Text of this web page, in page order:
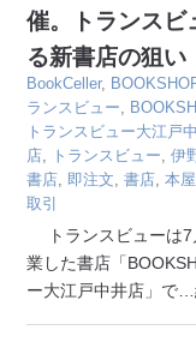
催。トランスビ
る新書店の狙い
BookCeller,
ランスビュー,
トランスビュー大江戸
店, トランスビュー,伊
書店, 即注文,書店,本屋
取引
トランスビューは7
業した書店「
ー大江戸中井店」で